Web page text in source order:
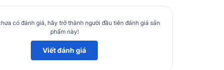
có đánh giá, hãy trở thành người đầu tiên đánh giá sản
phẩm này!
Viết đánh giá